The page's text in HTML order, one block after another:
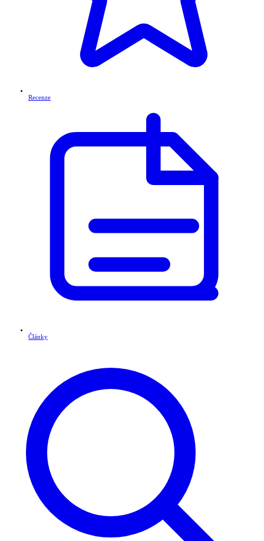
Recenze
Články